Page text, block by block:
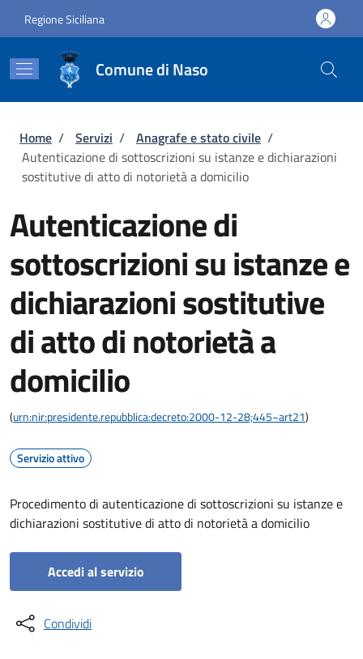
Regione Siciliana
Comune di Naso
Briciole di pane
Home / Servizi / Anagrafe e stato civile /
Autenticazione di sottoscrizioni su istanze e dichiarazioni
sostitutive di atto di notorietà a domicilio
Autenticazione di
sottoscrizioni su istanze e
dichiarazioni sostitutive
di atto di notorietà a
domicilio
(urn:nir:presidente.repubblica:decreto:2000-12-28;445~art21)
Servizio attivo
Procedimento di autenticazione di sottoscrizioni su istanze e
dichiarazioni sostitutive di atto di notorietà a domicilio
Accedi al servizio
Condividi